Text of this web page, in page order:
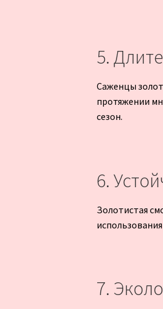
5.
Саженцы
протяжении
сезон.
6.
Золотистая
7.